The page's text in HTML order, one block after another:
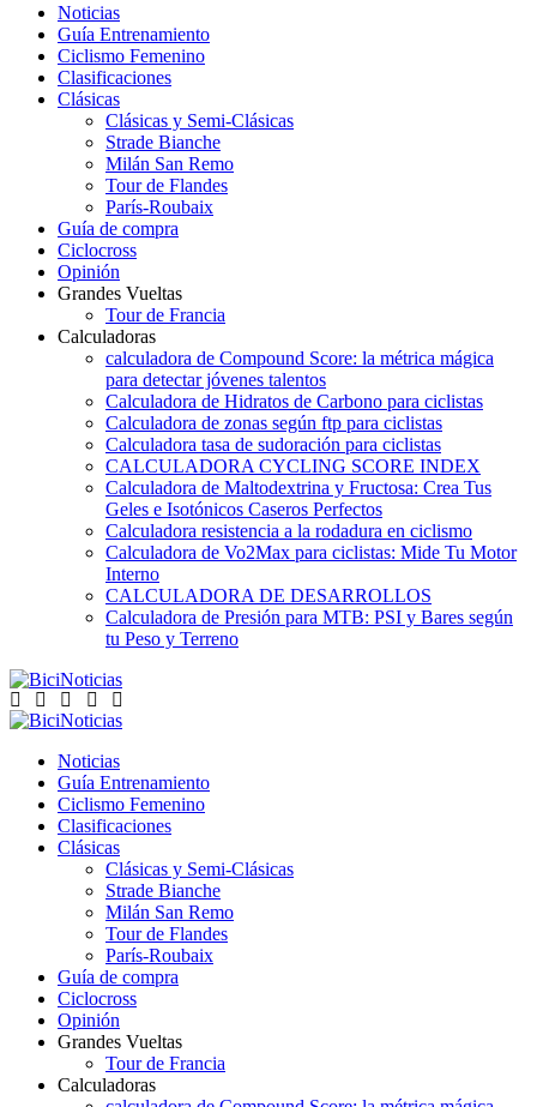
Noticias
Guía Entrenamiento
Ciclismo Femenino
Clasificaciones
Clásicas
Clásicas y Semi-Clásicas
Strade Bianche
Milán San Remo
Tour de Flandes
París-Roubaix
Guía de compra
Ciclocross
Opinión
Grandes Vueltas
Tour de Francia
Calculadoras
calculadora de Compound Score: la métrica mágica
para detectar jóvenes talentos
Calculadora de Hidratos de Carbono para ciclistas
Calculadora de zonas según ftp para ciclistas
Calculadora tasa de sudoración para ciclistas
CALCULADORA CYCLING SCORE INDEX
Calculadora de Maltodextrina y Fructosa: Crea Tus
Geles e Isotónicos Caseros Perfectos
Calculadora resistencia a la rodadura en ciclismo
Calculadora de Vo2Max para ciclistas: Mide Tu Motor
Interno
CALCULADORA DE DESARROLLOS
Calculadora de Presión para MTB: PSI y Bares según
tu Peso y Terreno
Noticias
Guía Entrenamiento
Ciclismo Femenino
Clasificaciones
Clásicas
Clásicas y Semi-Clásicas
Strade Bianche
Milán San Remo
Tour de Flandes
París-Roubaix
Guía de compra
Ciclocross
Opinión
Grandes Vueltas
Tour de Francia
Calculadoras